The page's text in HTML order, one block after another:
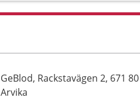
GeBlod, Rackstavägen 2, 671 80
Arvika